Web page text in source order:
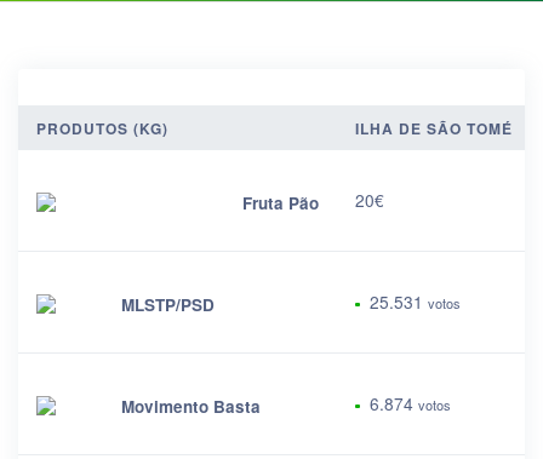
PRODUTOS (KG) ILHA DE SÃO TOMÉ
Fruta Pão 20€
MLSTP/PSD 25.531 votos
Movimento Basta 6.874 votos